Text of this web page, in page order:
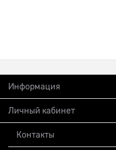
Информация
Личный кабинет
Контакты